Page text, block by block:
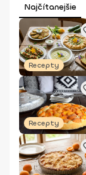
Najčítanejšie
Recepty
Recepty